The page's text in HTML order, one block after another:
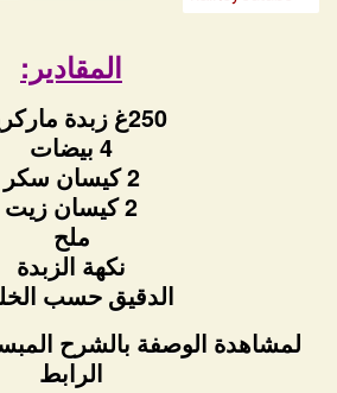
المقادير:
250غ زبدة ماركرين
4 بيضات
2 كيسان سكر
2 كيسان زيت
ملح
نكهة الزبدة
الدقيق حسب
لمشاهدة الوصفة بالشرح
الرابط